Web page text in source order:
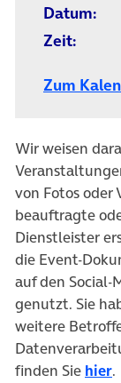
Datum:
Zeit:
Zum
Wir weisen
von Fotos oder
beauftragte
Dienstleister
die Event-
auf den Social-
genutzt. Sie
weitere
finden Sie hier.